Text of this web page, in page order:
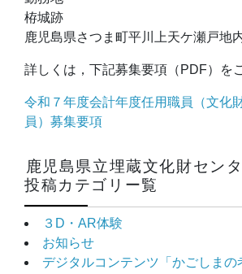
鹿児島県立埋蔵文化財セン
投稿カテゴリー覧
３D・AR体験
お知らせ
デジタルコンテンツ「かごしまの
栫城跡
鹿児島県さつま町平川上天ケ瀬戸地
詳しくは，下記募集要項（PDF）を
令和７年度会計年度任用職員（文化
員）募集要項